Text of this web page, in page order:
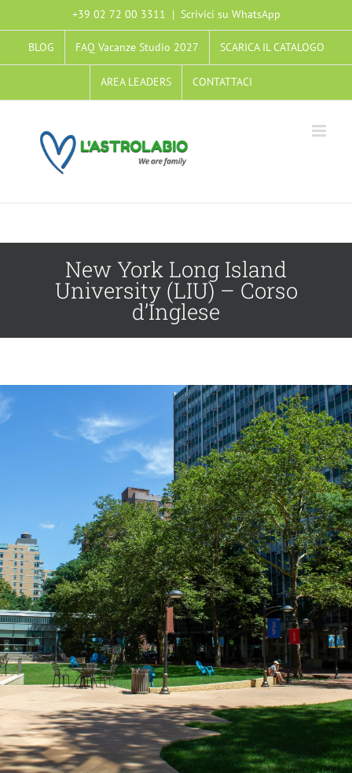
+39 02 72 00 3311 | Scrivici su WhatsApp
BLOG FAQ Vacanze Studio 2027 SCARICA IL CATALOGO
AREA LEADERS CONTATTACI
New York Long Island
University (LIU) – Corso
d’Inglese